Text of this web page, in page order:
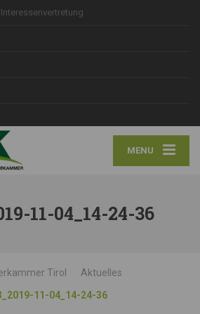
MENU
11-04_14-24-36
Tirol
Aktuelles
11-04_14-24-36